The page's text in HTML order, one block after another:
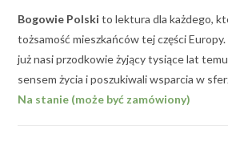
Bogowie Polski to lektura dla każdego,
tożsamość mieszkańców tej części
już nasi przodkowie żyjący tysiące lat
sensem życia i poszukiwali wsparcia w
Na stanie (może być zamówiony)